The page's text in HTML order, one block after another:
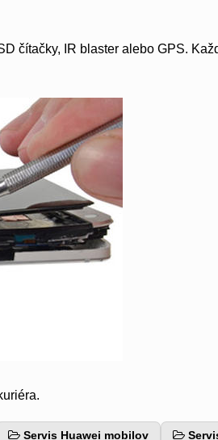
čítačky, IR blaster alebo GPS.
Servis Huawei mobilov